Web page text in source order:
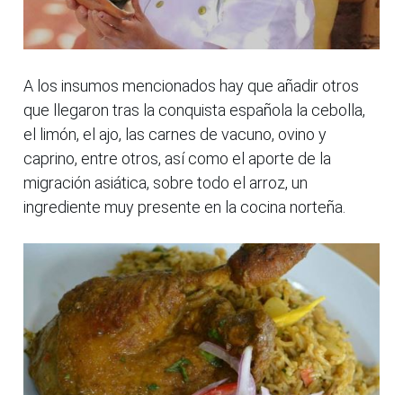
A los insumos mencionados hay que añadir otros
que llegaron tras la conquista española la cebolla,
el limón, el ajo, las carnes de vacuno, ovino y
caprino, entre otros, así como el aporte de la
migración asiática, sobre todo el arroz, un
ingrediente muy presente en la cocina norteña.